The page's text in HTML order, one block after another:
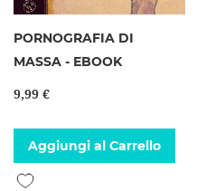
PORNOGRAFIA DI
MASSA - EBOOK
9,99 €
Aggiungi al Carrello
Aggiungi alla lista desideri